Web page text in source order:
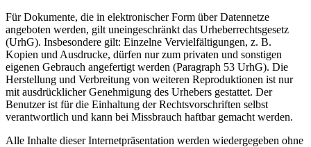
Für Dokumente, die in elektronischer Form über Datennetze
angeboten werden, gilt uneingeschränkt das Urheberrechtsgesetz
(UrhG). Insbesondere gilt: Einzelne Vervielfältigungen, z. B.
Kopien und Ausdrucke, dürfen nur zum privaten und sonstigen
eigenen Gebrauch angefertigt werden (Paragraph 53 UrhG). Die
Herstellung und Verbreitung von weiteren Reproduktionen ist nur
mit ausdrücklicher Genehmigung des Urhebers gestattet. Der
Benutzer ist für die Einhaltung der Rechtsvorschriften selbst
verantwortlich und kann bei Missbrauch haftbar gemacht werden.
Alle Inhalte dieser Internetpräsentation werden wiedergegeben ohne